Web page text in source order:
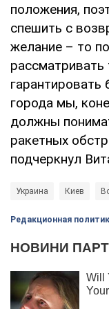
положения,
спешить с
желание – то
города мы,
должны
ракетных
подчеркнул
Украина Киев
Редакционная